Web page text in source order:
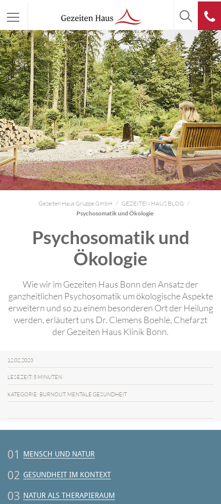
Gezeiten Haus Gruppe GmbH GEZEITEN HAUS BLOG
Psychosomatik und Ökologie
Psychosomatik und
Ökologie
Wie wir im Gezeiten Haus Bonn den Ansatz der
ganzheitlichen Psychosomatik um ökologische Aspekte
erweitern und so zu einem besonderen Ort der Heilung
werden, erläutert uns Dr. Clemens Boehle, Chefarzt
der Gezeiten Haus Klinik Bonn.
12.02.2023
LESEZEIT: 5 MINUTEN
KATEGORIE: BURNOUT, MENTALE GESUNDHEIT
01 MENSCH UND NATUR
02 GESUNDHEIT IM KONTEXT
03 NATUR ALS THERAPIERAUM